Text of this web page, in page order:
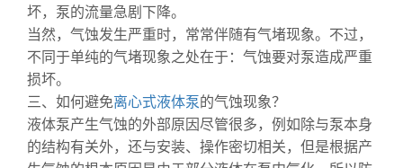
坏，泵的流量急剧下降。
当然，气蚀发生严重时，常常伴随有气堵现象。不过，
不同于单纯的气堵现象之处在于：气蚀要对泵造成严重
损坏。
三、如何避免离心式液体泵的气蚀现象？
液体泵产生气蚀的外部原因尽管很多，例如除与泵本身
的结构有关外，还与安装、操作密切相关，但是根据产